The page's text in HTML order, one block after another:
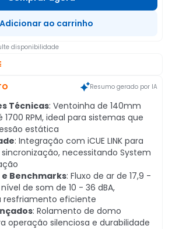
ao carrinho
disponibilidade
Resumo gerado por IA
Técnicas: Ventoinha de 140mm
RPM, ideal para sistemas que
estática
: Integração com iCUE LINK para
sincronização, necessitando System
Benchmarks: Fluxo de ar de 17,9 -
de som de 10 - 36 dBA,
resfriamento eficiente
: Rolamento de domo
operação silenciosa e durabilidade